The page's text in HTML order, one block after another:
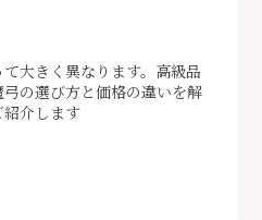
大きく異なります。高級品
の選び方と価格の違いを解
介します